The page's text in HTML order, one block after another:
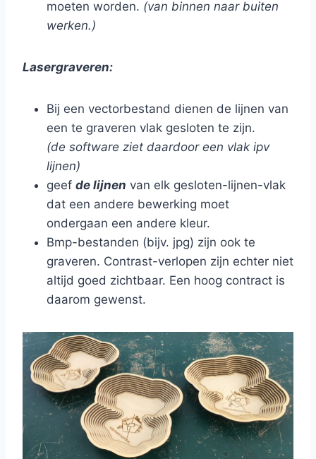
moeten worden. (van binnen naar buiten
werken.)
Lasergraveren:
Bij een vectorbestand dienen de lijnen van
een te graveren vlak gesloten te zijn.
(de software ziet daardoor een vlak ipv
lijnen)
geef de lijnen van elk gesloten-lijnen-vlak
dat een andere bewerking moet
ondergaan een andere kleur.
Bmp-bestanden (bijv. jpg) zijn ook te
graveren. Contrast-verlopen zijn echter niet
altijd goed zichtbaar. Een hoog contract is
daarom gewenst.